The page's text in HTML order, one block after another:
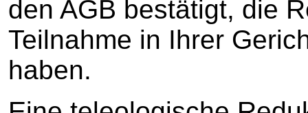
den AGB bestätigt, die
Teilnahme in Ihrer
haben.